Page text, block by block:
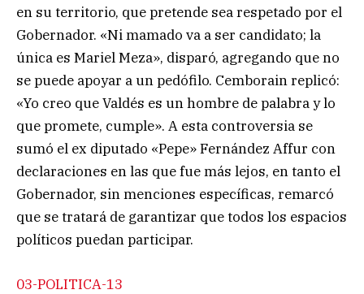
en su territorio, que pretende sea respetado por el
Gobernador. «Ni mamado va a ser candidato; la
única es Mariel Meza», disparó, agregando que no
se puede apoyar a un pedófilo. Cemborain replicó:
«Yo creo que Valdés es un hombre de palabra y lo
que promete, cumple». A esta controversia se
sumó el ex diputado «Pepe» Fernández Affur con
declaraciones en las que fue más lejos, en tanto el
Gobernador, sin menciones específicas, remarcó
que se tratará de garantizar que todos los espacios
políticos puedan participar.
03-POLITICA-13